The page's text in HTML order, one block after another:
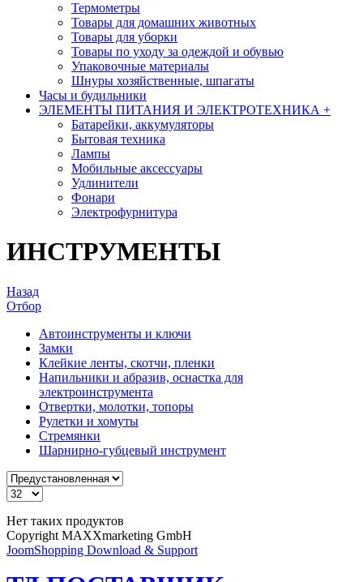
Термометры
Товары для домашних животных
Товары для уборки
Товары по уходу за одеждой и обувью
Упаковочные материалы
Шнуры хозяйственные, шпагаты
Часы и будильники
ЭЛЕМЕНТЫ ПИТАНИЯ И ЭЛЕКТРОТЕХНИКА +
Батарейки, аккумуляторы
Бытовая техника
Лампы
Мобильные аксессуары
Удлинители
Фонари
Электрофурнитура
ИНСТРУМЕНТЫ
Назад
Отбор
Автоинструменты и ключи
Замки
Клейкие ленты, скотчи, пленки
Напильники и абразив, оснастка для
электроинструмента
Отвертки, молотки, топоры
Рулетки и хомуты
Стремянки
Шарнирно-губцевый инструмент
Нет таких продуктов
Copyright MAXXmarketing GmbH
JoomShopping Download & Support